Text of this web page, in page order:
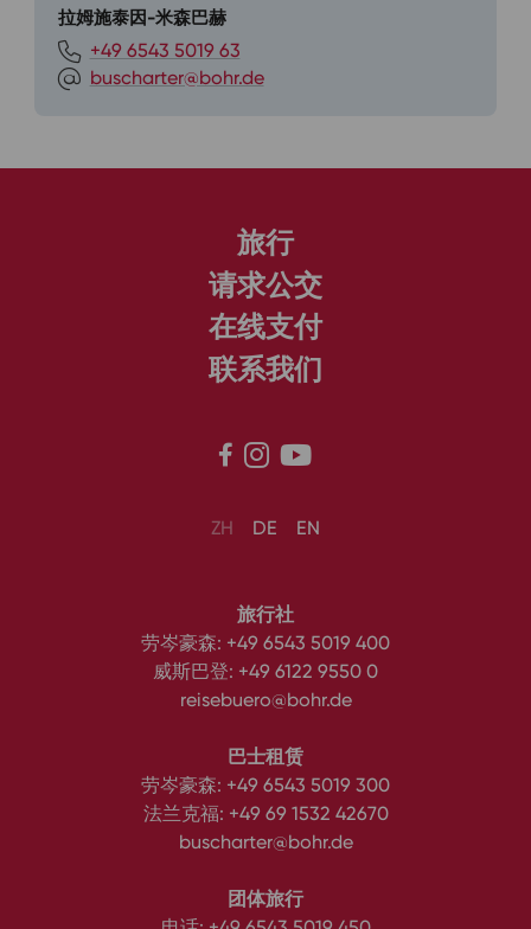
拉姆施泰因-米森巴赫
+49 6543 5019 63
buscharter@bohr.de
旅行
请求公交
在线支付
联系我们
  
ZH DE EN
旅行社
劳岑豪森: +49 6543 5019 400
威斯巴登: +49 6122 9550 0
reisebuero@bohr.de
巴士租赁
劳岑豪森: +49 6543 5019 300
法兰克福: +49 69 1532 42670
buscharter@bohr.de
团体旅行